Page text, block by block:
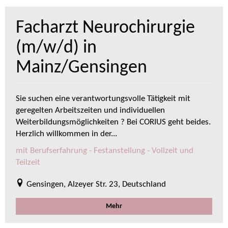
Facharzt Neurochirurgie
(m/w/d) in
Mainz/Gensingen
Sie suchen eine verantwortungsvolle Tätigkeit mit
geregelten Arbeitszeiten und individuellen
Weiterbildungsmöglichkeiten ? Bei CORIUS geht beides.
Herzlich willkommen in der...
mit Berufserfahrung - Festanstellung - Vollzeit und
Teilzeit
Gensingen, Alzeyer Str. 23, Deutschland
Mehr